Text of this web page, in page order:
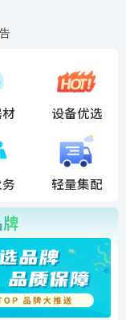
设备优选
轻量集配